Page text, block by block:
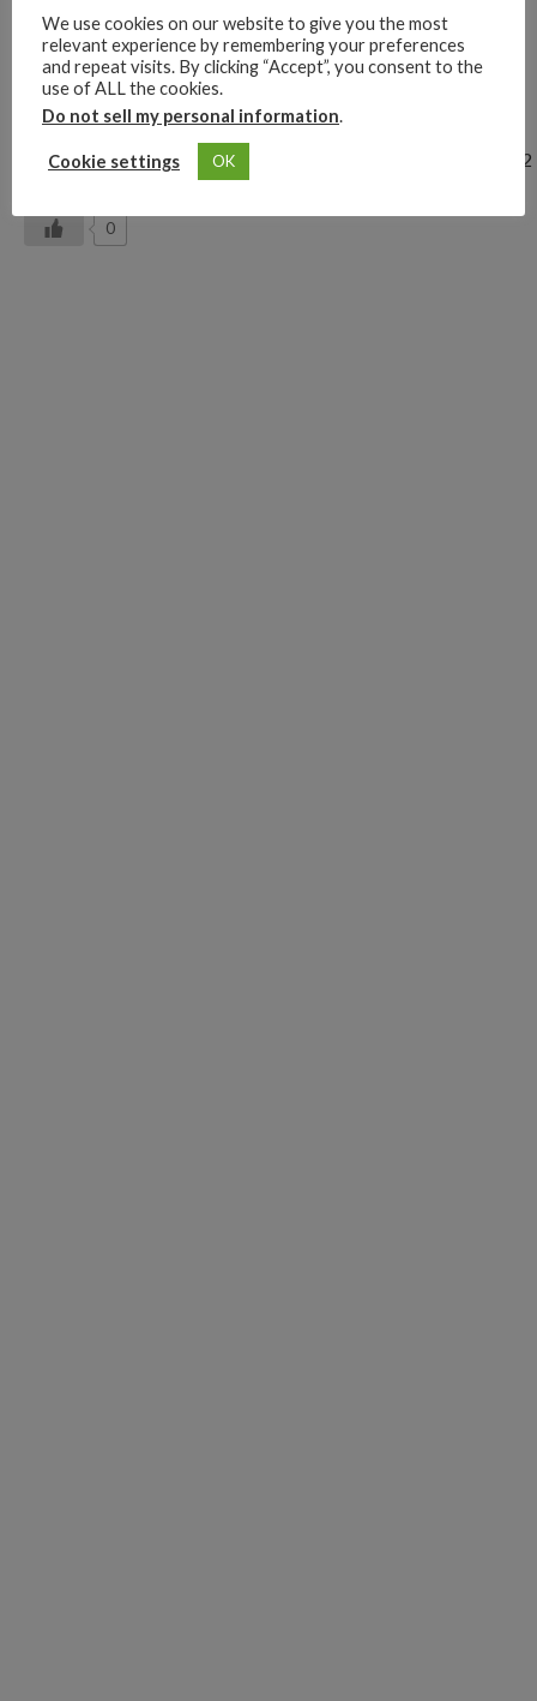
Tendencia
Cecilia Navia se desnuda en
instagram
https://twitter.com/twitter/statuses/1036039812472430592
0
We use cookies on our website to give you the most
relevant experience by remembering your preferences
and repeat visits. By clicking “Accept”, you consent to the
use of ALL the cookies.
Do not sell my personal information.
Cookie settings OK